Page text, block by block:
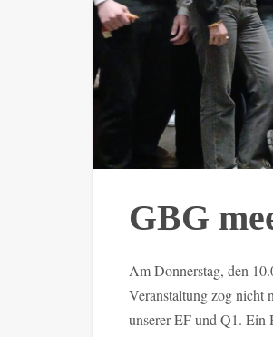
GBG
Am Donnerstag, den
Veranstaltung zog nicht
unserer EF und Q1. Ein